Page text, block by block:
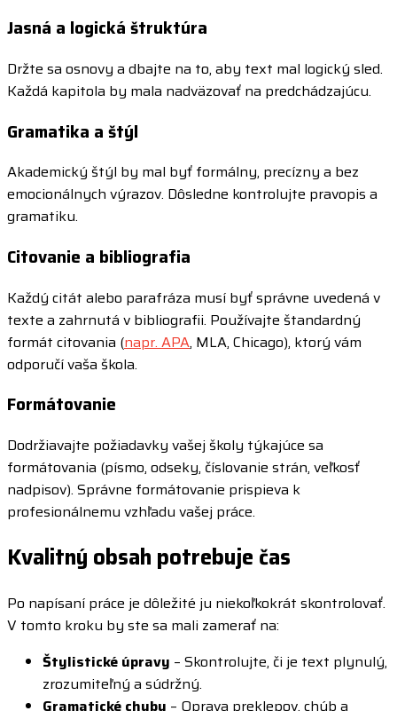
Jasná a logická štruktúra
Držte sa osnovy a dbajte na to, aby text mal logický sled.
Každá kapitola by mala nadväzovať na predchádzajúcu.
Gramatika a štýl
Akademický štýl by mal byť formálny, precízny a bez
emocionálnych výrazov. Dôsledne kontrolujte pravopis a
gramatiku.
Citovanie a bibliografia
Každý citát alebo parafráza musí byť správne uvedená v
texte a zahrnutá v bibliografii. Používajte štandardný
formát citovania (napr. APA, MLA, Chicago), ktorý vám
odporučí vaša škola.
Formátovanie
Dodržiavajte požiadavky vašej školy týkajúce sa
formátovania (písmo, odseky, číslovanie strán, veľkosť
nadpisov). Správne formátovanie prispieva k
profesionálnemu vzhľadu vašej práce.
Kvalitný obsah potrebuje čas
Po napísaní práce je dôležité ju niekoľkokrát skontrolovať.
V tomto kroku by ste sa mali zamerať na:
Štylistické úpravy – Skontrolujte, či je text plynulý,
zrozumiteľný a súdržný.
Gramatické chyby – Oprava preklepov, chýb a